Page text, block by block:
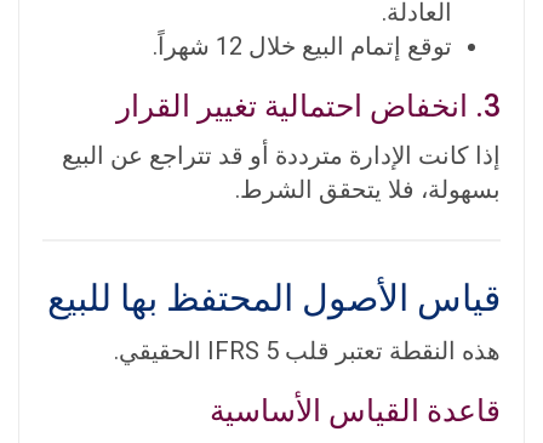
العادلة.
توقع إتمام البيع خلال 12 شهراً.
3. انخفاض احتمالية تغيير القرار
إذا كانت الإدارة مترددة أو قد تتراجع عن البيع
بسهولة، فلا يتحقق الشرط.
قياس الأصول المحتفظ بها للبيع
هذه النقطة تعتبر قلب IFRS 5 الحقيقي.
قاعدة القياس الأساسية